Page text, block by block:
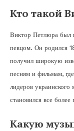
Кто такой
Виктор Петлюра был
певцом. Он родился
получил широкую
песням и фильмам,
лидеров
становился все
Какую